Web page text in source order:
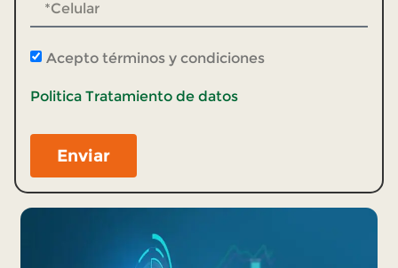
Acepto términos y condiciones
Politica Tratamiento de datos
Enviar